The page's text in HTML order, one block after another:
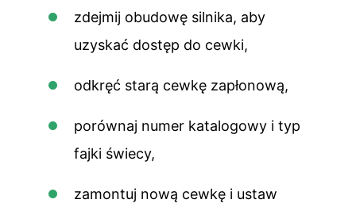
zdejmij obudowę silnika, aby
uzyskać dostęp do cewki,
odkręć starą cewkę zapłonową,
porównaj numer katalogowy i typ
fajki świecy,
zamontuj nową cewkę i ustaw